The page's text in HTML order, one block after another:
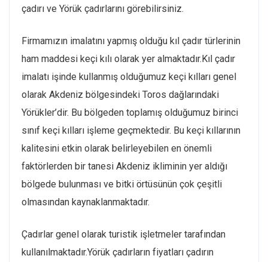
çadırı ve Yörük çadırlarını görebilirsiniz.
Firmamızın imalatını yapmış olduğu kıl çadır türlerinin
ham maddesi keçi kılı olarak yer almaktadır.Kıl çadır
imalatı işinde kullanmış olduğumuz keçi kılları genel
olarak Akdeniz bölgesindeki Toros dağlarındaki
Yörükler’dir. Bu bölgeden toplamış olduğumuz birinci
sınıf keçi kılları işleme geçmektedir. Bu keçi kıllarının
kalitesini etkin olarak belirleyebilen en önemli
faktörlerden bir tanesi Akdeniz ikliminin yer aldığı
bölgede bulunması ve bitki örtüsünün çok çeşitli
olmasından kaynaklanmaktadır.
Çadırlar genel olarak turistik işletmeler tarafından
kullanılmaktadır.Yörük çadırların fiyatları çadırın